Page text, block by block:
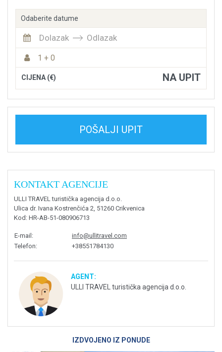
Odaberite datume
Dolazak Odlazak
1 + 0
CIJENA (€) NA UPIT
POŠALJI UPIT
KONTAKT AGENCIJE
ULLI TRAVEL turistička agencija d.o.o.
Ulica dr. Ivana Kostrenčića 2, 51260 Crikvenica
Kod : HR-AB-51-080906713
E-mail :
info@ullitravel.com
Telefon: +38551784130
AGENT:
ULLI TRAVEL turistička agencija d.o.o.
IZDVOJENO IZ PONUDE